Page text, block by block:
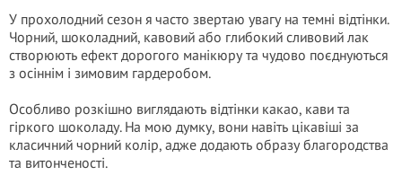
У прохолодний сезон я часто звертаю увагу на темні відтінки.
Чорний, шоколадний, кавовий або глибокий сливовий лак
створюють ефект дорогого манікюру та чудово поєднуються
з осіннім і зимовим гардеробом.
Особливо розкішно виглядають відтінки какао, кави та
гіркого шоколаду. На мою думку, вони навіть цікавіші за
класичний чорний колір, адже додають образу благородства
та витонченості.